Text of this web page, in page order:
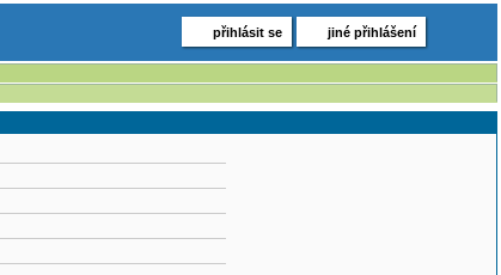
přihlásit se jiné přihlášení